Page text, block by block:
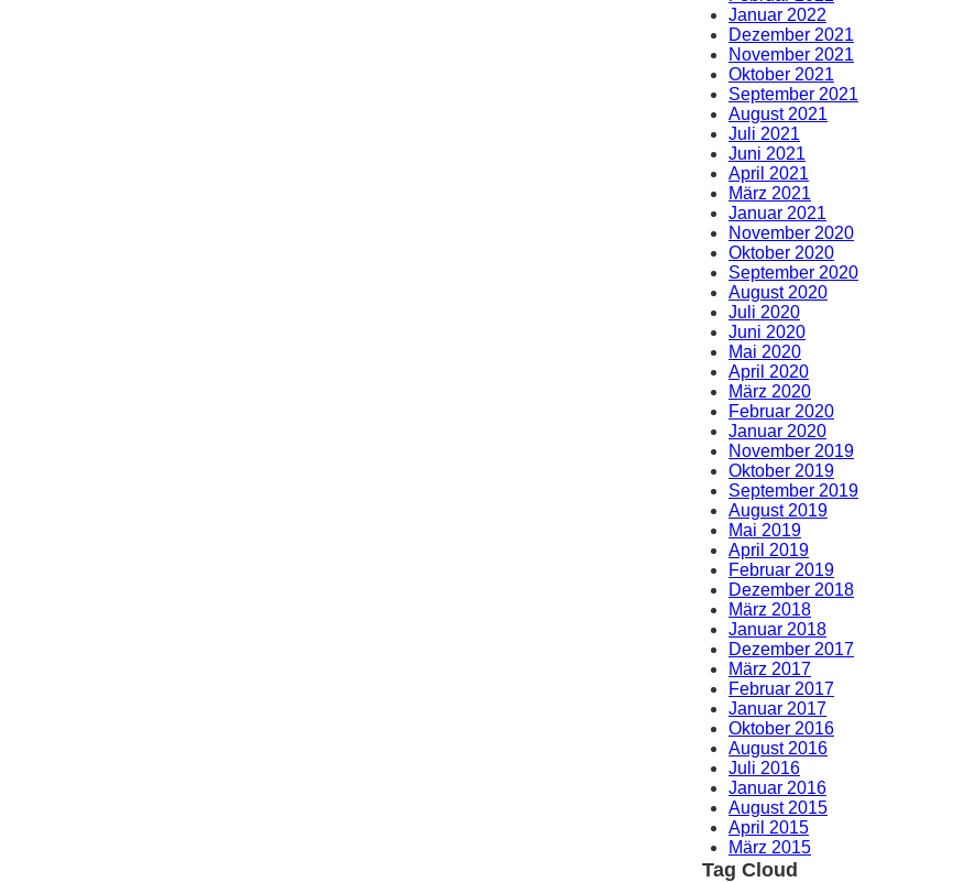
Januar 2022
Dezember 2021
November 2021
Oktober 2021
September 2021
August 2021
Juli 2021
Juni 2021
April 2021
März 2021
Januar 2021
November 2020
Oktober 2020
September 2020
August 2020
Juli 2020
Juni 2020
Mai 2020
April 2020
März 2020
Februar 2020
Januar 2020
November 2019
Oktober 2019
September 2019
August 2019
Mai 2019
April 2019
Februar 2019
Dezember 2018
März 2018
Januar 2018
Dezember 2017
März 2017
Februar 2017
Januar 2017
Oktober 2016
August 2016
Juli 2016
Januar 2016
August 2015
April 2015
März 2015
Tag Cloud